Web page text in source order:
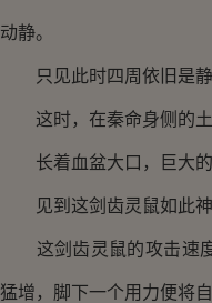
动静。
只见此时四周依旧是静
这时，在秦命身侧的土
长着血盆大口，巨大的
见到这剑齿灵鼠如此神
这剑齿灵鼠的攻击速度
猛增，脚下一个用力便将